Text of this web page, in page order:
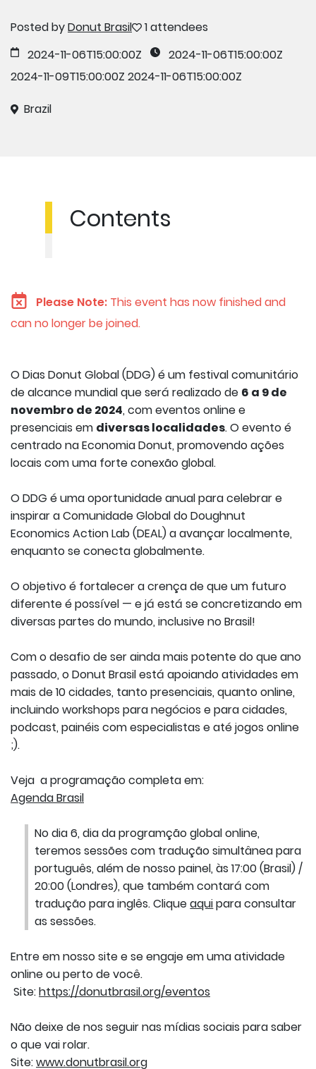
Posted byDonut Brasil
1 attendees
2024-11-06T15:00:00Z
2024-11-06T15:00:00Z
2024-11-09T15:00:00Z 2024-11-06T15:00:00Z
Brazil
Please Note: This event has now finished and
can no longer be joined.
O Dias Donut Global (DDG) é um festival comunitário
de alcance mundial que será realizado de 6 a 9 de
novembro de 2024, com eventos online e
presenciais em diversas localidades. O evento é
centrado na Economia Donut, promovendo ações
locais com uma forte conexão global.
O DDG é uma oportunidade anual para celebrar e
inspirar a Comunidade Global do Doughnut
Economics Action Lab (DEAL) a avançar localmente,
enquanto se conecta globalmente.
O objetivo é fortalecer a crença de que um futuro
diferente é possível — e já está se concretizando em
diversas partes do mundo, inclusive no Brasil!
Com o desafio de ser ainda mais potente do que ano
passado, o Donut Brasil está apoiando atividades em
mais de 10 cidades, tanto presenciais, quanto online,
incluindo workshops para negócios e para cidades,
podcast, painéis com especialistas e até jogos online
;).
Veja a programação completa em:
Agenda Brasil
No dia 6, dia da programção global online,
teremos sessões com tradução simultânea para
português, além de nosso painel, às 17:00 (Brasil) /
20:00 (Londres), que também contará com
tradução para inglês. Cliqueaquipara consultar
as sessões.
Entre em nosso site e se engaje em uma atividade
online ou perto de você.
Site:https://donutbrasil.org/eventos
Não deixe de nos seguir nas mídias sociais para saber
o que vai rolar.
Site:www.donutbrasil.org
Contents